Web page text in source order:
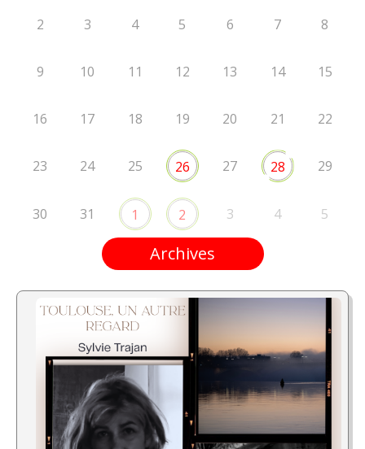
2 3 4 5 6 7 8
9 10 11 12 13 14 15
16 17 18 19 20 21 22
23 24 25 26 27 28 29
30 31 1 2 3 4 5
Archives